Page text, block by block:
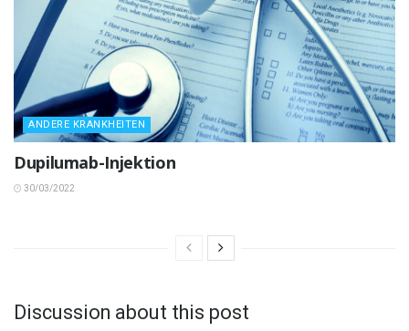
ANDERE KRANKHEITEN
Dupilumab-Injektion
30/03/2022
Discussion about this post